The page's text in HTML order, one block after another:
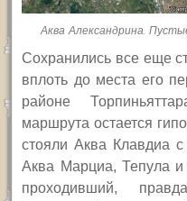
Аква Александрина.
Сохранились все еще
вплоть до места его
районе
маршрута остается
стояли Аква Клавдиа
Аква Марциа, Тепула
проходивший,